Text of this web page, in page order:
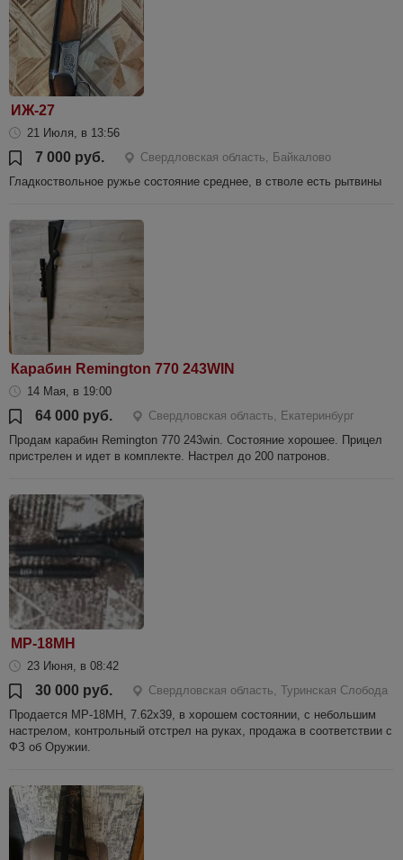
ИЖ-27
21 Июля, в 13:56
7 000 руб.
Свердловская область, Байкалово
Гладкоствольное ружье состояние среднее, в стволе есть рытвины
Карабин Remington 770 243WIN
14 Мая, в 19:00
64 000 руб.
Свердловская область, Екатеринбург
Продам карабин Remington 770 243win. Состояние хорошее. Прицел
пристрелен и идет в комплекте. Настрел до 200 патронов.
МР-18МН
23 Июня, в 08:42
30 000 руб.
Свердловская область, Туринская Слобода
Продается МР-18МН, 7.62х39, в хорошем состоянии, с небольшим
настрелом, контрольный отстрел на руках, продажа в соответствии с
ФЗ об Оружии.